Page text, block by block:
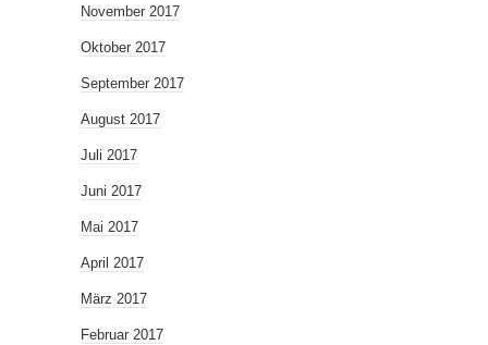
November 2017
Oktober 2017
September 2017
August 2017
Juli 2017
Juni 2017
Mai 2017
April 2017
März 2017
Februar 2017